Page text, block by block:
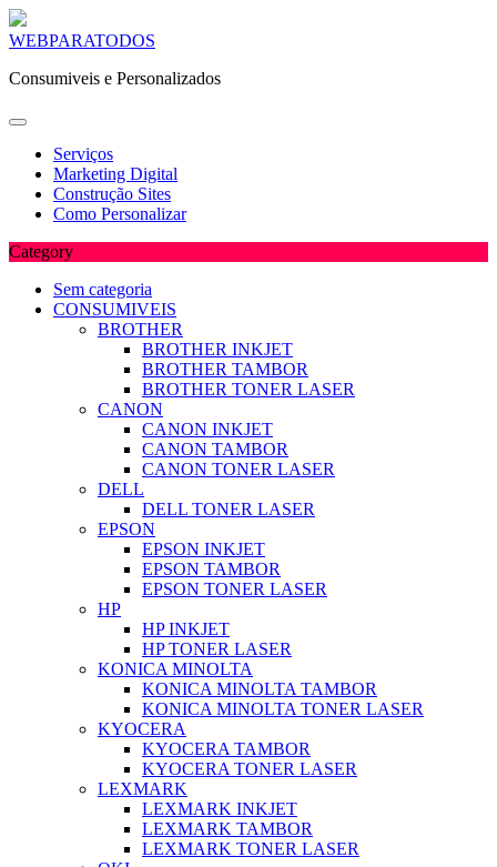
Skip
content
WEBPARATODOS
Consumiveis e Personalizados
Serviços
Marketing Digital
Construção Sites
Como Personalizar
Category
Sem categoria
CONSUMIVEIS
BROTHER
BROTHER INKJET
BROTHER TAMBOR
BROTHER TONER LASER
CANON
CANON INKJET
CANON TAMBOR
CANON TONER LASER
DELL
DELL TONER LASER
EPSON
EPSON INKJET
EPSON TAMBOR
EPSON TONER LASER
HP
HP INKJET
HP TONER LASER
KONICA MINOLTA
KONICA MINOLTA TAMBOR
KONICA MINOLTA TONER LASER
KYOCERA
KYOCERA TAMBOR
KYOCERA TONER LASER
LEXMARK
LEXMARK INKJET
LEXMARK TAMBOR
LEXMARK TONER LASER